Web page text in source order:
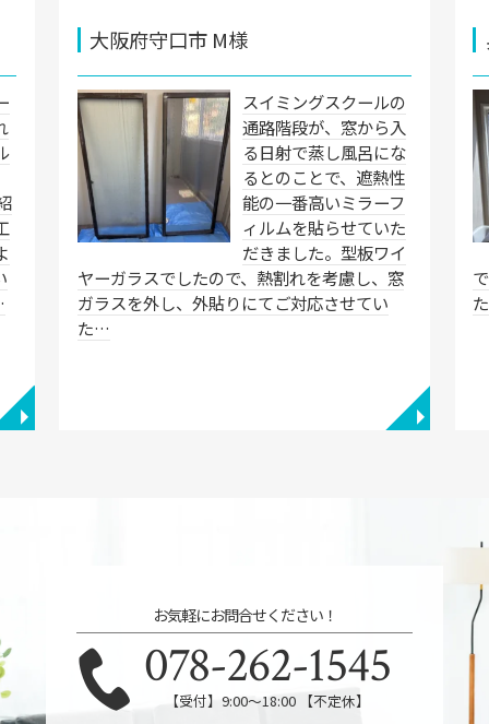
◥
大阪府守口市 M様
スイミングスクールの
通路階段が、窓から入
る日射で蒸し風呂にな
るとのことで、遮熱性
能の一番高いミラーフ
ィルムを貼らせていた
だきました。型板ワイ
ヤーガラスでしたので、熱割れを考慮し、窓
ガラスを外し、外貼りにてご対応させてい
た…
◥
お気軽にお問合せください！
078-262-1545
【受付】9:00～18:00 【不定休】